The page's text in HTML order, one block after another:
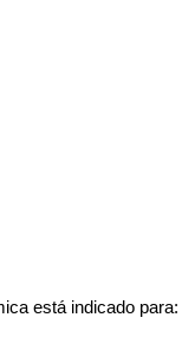
está indicado para: